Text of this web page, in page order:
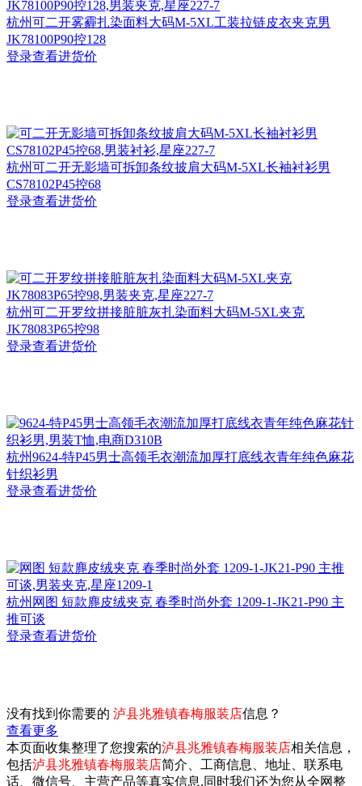
杭州可二开雾霾扎染面料大码M-5XL工装拉链皮衣夹克男
JK78100P90控128
登录查看进货价
杭州可二开无影墙可拆卸条纹披肩大码M-5XL长袖衬衫男
CS78102P45控68
登录查看进货价
杭州可二开罗纹拼接脏脏灰扎染面料大码M-5XL夹克
JK78083P65控98
登录查看进货价
杭州9624-特P45男士高领毛衣潮流加厚打底线衣青年纯色麻花
针织衫男
登录查看进货价
杭州 网图 短款麂皮绒夹克 春季时尚外套 1209-1-JK21-P90 主
推可谈
登录查看进货价
没有找到你需要的 泸县兆雅镇春梅服装店信息？
查看更多
本页面收集整理了您搜索的泸县兆雅镇春梅服装店相关信息，
包括泸县兆雅镇春梅服装店简介、工商信息、地址、联系电
话、微信号、主营产品等真实信息,同时我们还为您从全网整